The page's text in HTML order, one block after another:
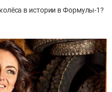
в истории в Формулы-1?